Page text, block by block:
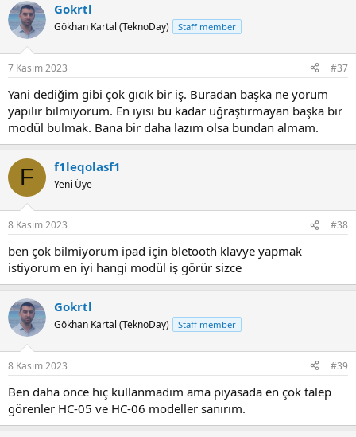
Gokrtl
Gökhan Kartal (TeknoDay) Staff member
7 Kasım 2023 #37
Yani dediğim gibi çok gıcık bir iş. Buradan başka ne yorum
yapılır bilmiyorum. En iyisi bu kadar uğraştırmayan başka bir
modül bulmak. Bana bir daha lazım olsa bundan almam.
F f1leqolasf1
Yeni Üye
8 Kasım 2023 #38
ben çok bilmiyorum ipad için bletooth klavye yapmak
istiyorum en iyi hangi modül iş görür sizce
Gokrtl
Gökhan Kartal (TeknoDay) Staff member
8 Kasım 2023 #39
Ben daha önce hiç kullanmadım ama piyasada en çok talep
görenler HC-05 ve HC-06 modeller sanırım.